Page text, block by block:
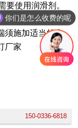
使用润滑剂。
体，可用肥皂水
须施加适当的力
厂家
150-0336-6818
你们是怎么收费的呢